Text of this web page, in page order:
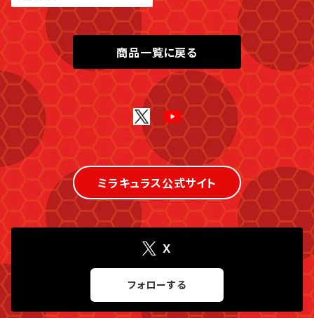
商品一覧に戻る
ミラキュラス公式サイト
X
フォローする